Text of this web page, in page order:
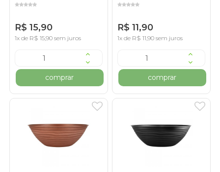
R$ 15,90
1x de R$ 15,90 sem juros
comprar
R$ 11,90
1x de R$ 11,90 sem juros
comprar